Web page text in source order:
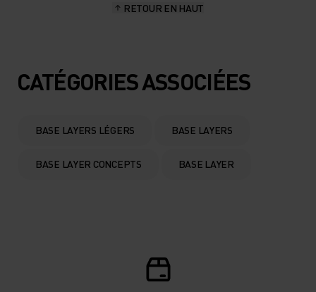
5°
0°
-5°
5°
0°
-5°
RETOUR EN HAUT
CATÉGORIES ASSOCIÉES
BASE LAYERS LÉGERS BASE LAYERS
BASE LAYER CONCEPTS BASE LAYER